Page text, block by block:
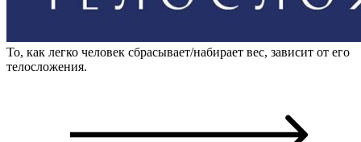
То, как легко человек сбрасывает/набирает вес, зависит от его
телосложения.